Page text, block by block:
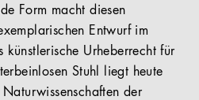
Form macht diesen
Entwurf im
Urheberrecht für
Stuhl liegt heute
der